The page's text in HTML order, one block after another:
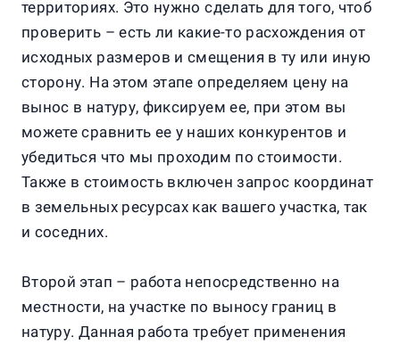
территориях. Это нужно сделать для того, чтоб
проверить – есть ли какие-то расхождения от
исходных размеров и смещения в ту или иную
сторону. На этом этапе определяем цену на
вынос в натуру, фиксируем ее, при этом вы
можете сравнить ее у наших конкурентов и
убедиться что мы проходим по стоимости.
Также в стоимость включен запрос координат
в земельных ресурсах как вашего участка, так
и соседних.
Второй этап – работа непосредственно на
местности, на участке по выносу границ в
натуру. Данная работа требует применения